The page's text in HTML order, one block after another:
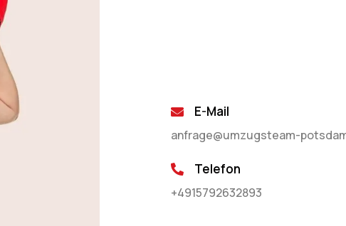
E-Mail
anfrage@umzugsteam-
Telefon
+4915792632893